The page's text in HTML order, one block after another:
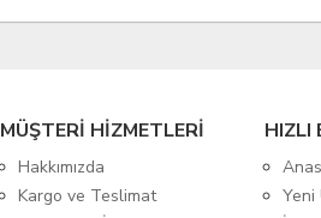
MÜŞTERİ HİZMETLERİ
Hakkımızda
Kargo ve Teslimat
HIZLI
Yeni